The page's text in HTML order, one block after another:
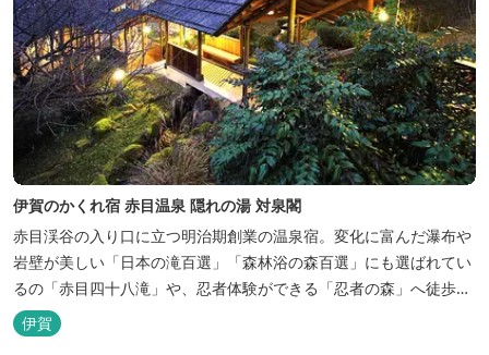
伊賀のかくれ宿 赤目温泉 隠れの湯 対泉閣
赤目渓谷の入り口に立つ明治期創業の温泉宿。変化に富んだ瀑布や
岩壁が美しい「日本の滝百選」「森林浴の森百選」にも選ばれてい
るの「赤目四十八滝」や、忍者体験ができる「忍者の森」へ徒歩５
分と観光にも好立地です。 地下１０００メートルから湧くアルカリ
性単純温泉はしっとり滑らかな肌触りで美肌効果も期待できます。
伊賀